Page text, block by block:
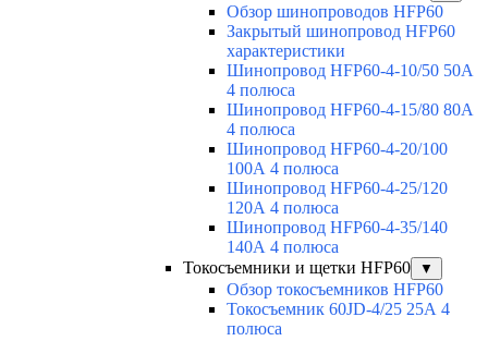
Обзор шинопроводов HFP60
Закрытый шинопровод HFP60
характеристики
Шинопровод HFP60-4-10/50 50А
4 полюса
Шинопровод HFP60-4-15/80 80А
4 полюса
Шинопровод HFP60-4-20/100
100А 4 полюса
Шинопровод HFP60-4-25/120
120А 4 полюса
Шинопровод HFP60-4-35/140
140А 4 полюса
Токосъемники и щетки HFP60
▼
Обзор токосъемников HFP60
Токосъемник 60JD-4/25 25А 4
полюса